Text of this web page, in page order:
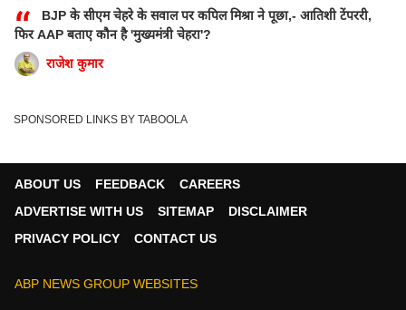
“
BJP के सीएम चेहरे के सवाल पर कपिल मिश्रा ने पूछा,- आतिशी टेंपररी,
फिर AAP बताए कौन है 'मुख्यमंत्री चेहरा'?
राजेश कुमार
SPONSORED LINKS BY TABOOLA
ABOUT US FEEDBACK
CAREERS
ADVERTISE WITH US
SITEMAP
DISCLAIMER
PRIVACY POLICY
CONTACT US
ABP NEWS GROUP WEBSITES